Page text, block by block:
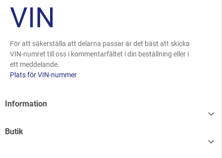
VIN
För att säkerställa att delarna passar är det bäst att skicka
VIN-numret till oss i kommentarfältet i din beställning eller i
ett meddelande.
Plats för VIN-nummer
Information

Butik
